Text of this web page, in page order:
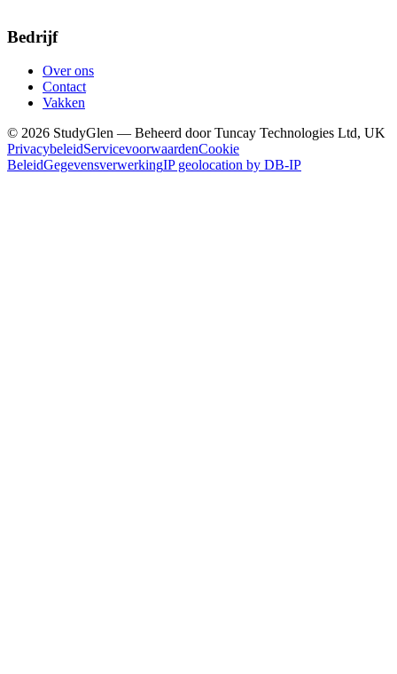
Bedrijf
Over ons
Contact
Vakken
© 2026 StudyGlen — Beheerd door Tuncay Technologies Ltd, UK
PrivacybeleidServicevoorwaardenCookie
BeleidGegevensverwerkingIP geolocation by DB-IP